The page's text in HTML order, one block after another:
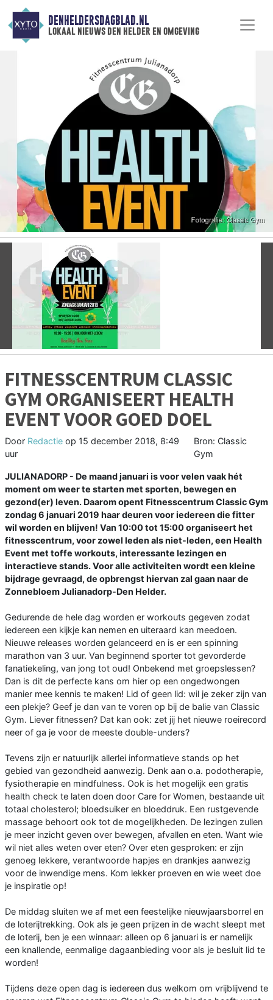
DENHELDERSDAGBLAD.NL
lokaal nieuws den helder en omgeving
FITNESSCENTRUM CLASSIC
GYM ORGANISEERT HEALTH
EVENT VOOR GOED DOEL
Door Redactie op 15 december 2018, 8:49
uur
Bron: Classic
Gym
JULIANADORP - De maand januari is voor velen vaak hét
moment om weer te starten met sporten, bewegen en
gezond(er) leven. Daarom opent Fitnesscentrum Classic Gym
zondag 6 januari 2019 haar deuren voor iedereen die fitter
wil worden en blijven! Van 10:00 tot 15:00 organiseert het
fitnesscentrum, voor zowel leden als niet-leden, een Health
Event met toffe workouts, interessante lezingen en
interactieve stands. Voor alle activiteiten wordt een kleine
bijdrage gevraagd, de opbrengst hiervan zal gaan naar de
Zonnebloem Julianadorp-Den Helder.
Gedurende de hele dag worden er workouts gegeven zodat
iedereen een kijkje kan nemen en uiteraard kan meedoen.
Nieuwe releases worden gelanceerd en is er een spinning
marathon van 3 uur. Van beginnend sporter tot gevorderde
fanatiekeling, van jong tot oud! Onbekend met groepslessen?
Dan is dit de perfecte kans om hier op een ongedwongen
manier mee kennis te maken! Lid of geen lid: wil je zeker zijn van
een plekje? Geef je dan van te voren op bij de balie van Classic
Gym. Liever fitnessen? Dat kan ook: zet jij het nieuwe roeirecord
neer of ga je voor de meeste double-unders?
Tevens zijn er natuurlijk allerlei informatieve stands op het
gebied van gezondheid aanwezig. Denk aan o.a. podotherapie,
fysiotherapie en mindfulness. Ook is het mogelijk een gratis
health check te laten doen door Care for Women, bestaande uit
totaal cholesterol; bloedsuiker en bloeddruk. Een rustgevende
massage behoort ook tot de mogelijkheden. De lezingen zullen
je meer inzicht geven over bewegen, afvallen en eten. Want wie
wil niet alles weten over eten? Over eten gesproken: er zijn
genoeg lekkere, verantwoorde hapjes en drankjes aanwezig
voor de inwendige mens. Kom lekker proeven en wie weet doe
je inspiratie op!
De middag sluiten we af met een feestelijke nieuwjaarsborrel en
de loterijtrekking. Ook als je geen prijzen in de wacht sleept met
de loterij, ben je een winnaar: alleen op 6 januari is er namelijk
een knallende, eenmalige dagaanbieding voor als je besluit lid te
worden!
Tijdens deze open dag is iedereen dus welkom om vrijblijvend te